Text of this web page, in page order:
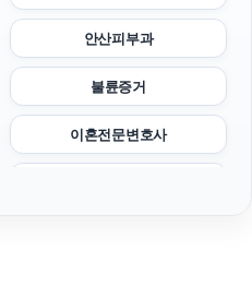
안산피부과
불륜증거
이혼전문변호사